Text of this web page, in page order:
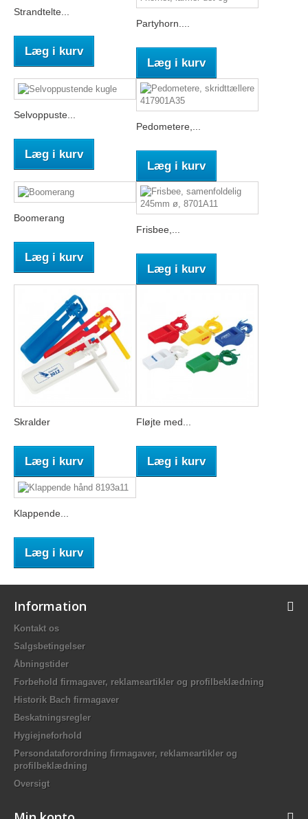
Strandtelte...
Læg i kurv
Partyhorn....
Læg i kurv
Selvoppuste...
Læg i kurv
Pedometere,...
Læg i kurv
Boomerang
Læg i kurv
Frisbee,...
Læg i kurv
Skralder
Læg i kurv
Fløjte med...
Læg i kurv
Klappende...
Læg i kurv
Information
Kontakt os
Salgsbetingelser
Åbningstider
Forbehold firmagaver, reklameartikler og profilbeklædning
Historik Bach firmagaver
Beskatningsregler
Hygiejneforhold
Persondataforordning firmagaver, reklameartikler og
profilbeklædning
Oversigt